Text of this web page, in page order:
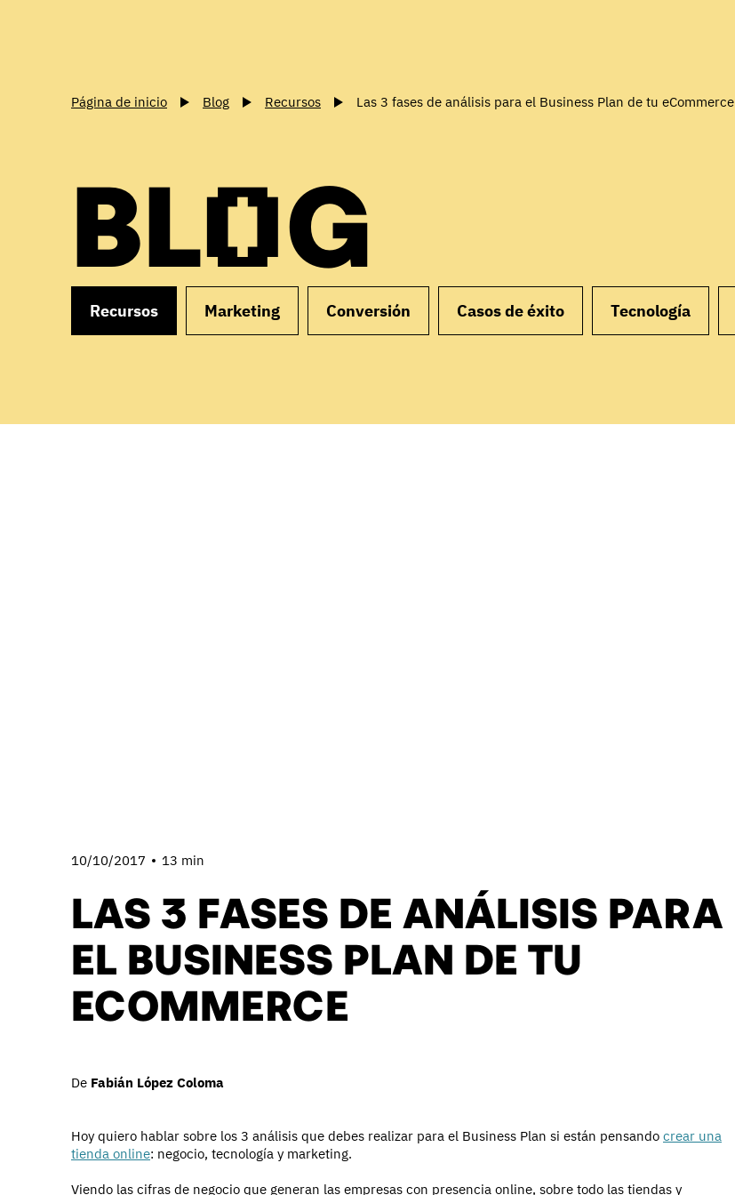
Página de inicio Blog Recursos Las 3 fases de análisis para el Business Plan de tu eCommerce
BLOG
Recursos Marketing Conversión Casos de éxito Tecnología
10/10/2017 13 min
LAS 3 FASES DE ANÁLISIS PARA
EL BUSINESS PLAN DE TU
ECOMMERCE
De Fabián López Coloma
Hoy quiero hablar sobre los 3 análisis que debes realizar para el Business Plan si están pensando crear una
tienda online: negocio, tecnología y marketing.
Viendo las cifras de negocio que generan las empresas con presencia online, sobre todo las tiendas y